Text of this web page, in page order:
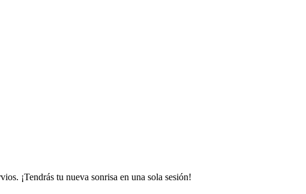
¡Tendrás tu nueva sonrisa en una sola sesión!